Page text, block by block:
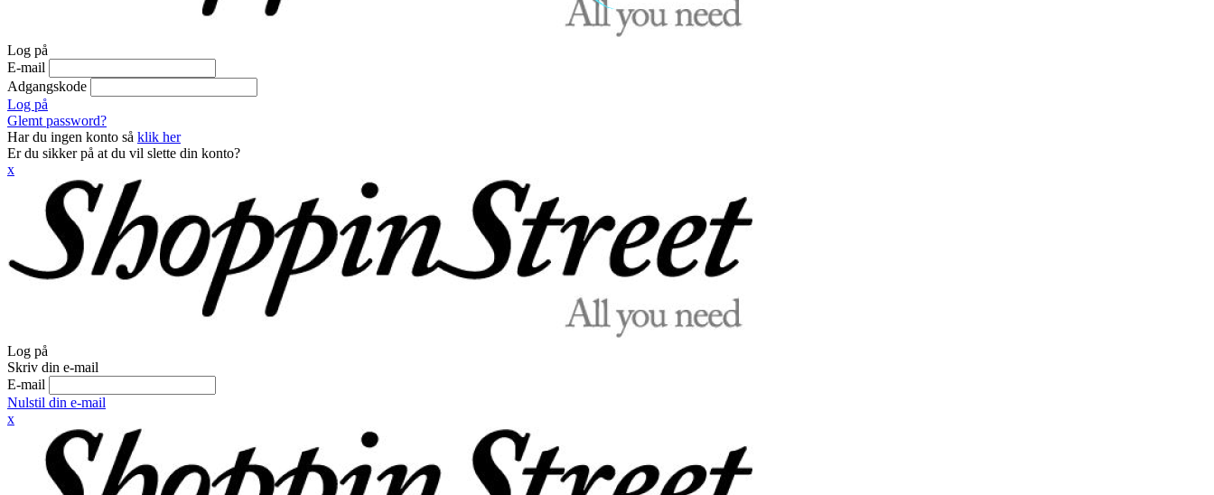
Log på
E-mail
Adgangskode
Log på
Glemt password?
Har du ingen konto så klik her
Er du sikker på at du vil slette din konto?
x
Log på
Skriv din e-mail
E-mail
Nulstil din e-mail
x